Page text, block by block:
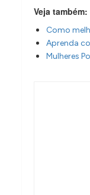
Veja também:
Como
Aprenda
Mulheres